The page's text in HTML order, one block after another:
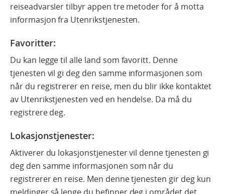
reiseadvarsler tilbyr appen tre metoder for å motta
informasjon fra Utenrikstjenesten.
Favoritter:
Du kan legge til alle land som favoritt. Denne
tjenesten vil gi deg den samme informasjonen som
når du registrerer en reise, men du blir ikke kontaktet
av Utenrikstjenesten ved en hendelse. Da må du
registrere deg.
Lokasjonstjenester:
Aktiverer du lokasjonstjenester vil denne tjenesten gi
deg den samme informasjonen som når du
registrerer en reise. Men denne tjenesten gir deg kun